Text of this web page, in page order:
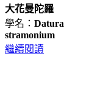
大花曼陀羅
學名： Datura
stramonium
繼續閱讀